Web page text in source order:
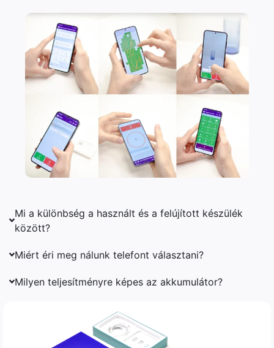
Mi a különbség a használt és a felújított készülék
között?
Miért éri meg nálunk telefont választani?
Milyen teljesítményre képes az akkumulátor?